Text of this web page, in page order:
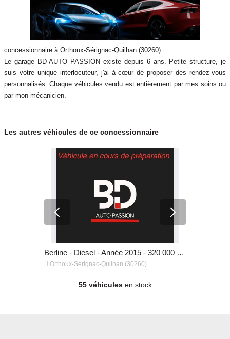
Options :
Couleur
GRIS CLAIR
Puissance réelle
92
concessionnaire à Orthoux-Sérignac-Quilhan (30260)
Le garage BD AUTO PASSION existe depuis 6 ans. Petite structure, je
suis votre unique interlocuteur, j'ai à cœur de proposer des rendez-vous
personnalisés. Chaque véhicules vendu est entièrement par mes soins ou
par mon mécanicien.
Les autres véhicules de ce concessionnaire
Berline - Diesel - Année 2015 - 320 000 km, 3 990 €
 Orthoux-Sérignac-Quilhan (30260)
55 véhiculesen stock